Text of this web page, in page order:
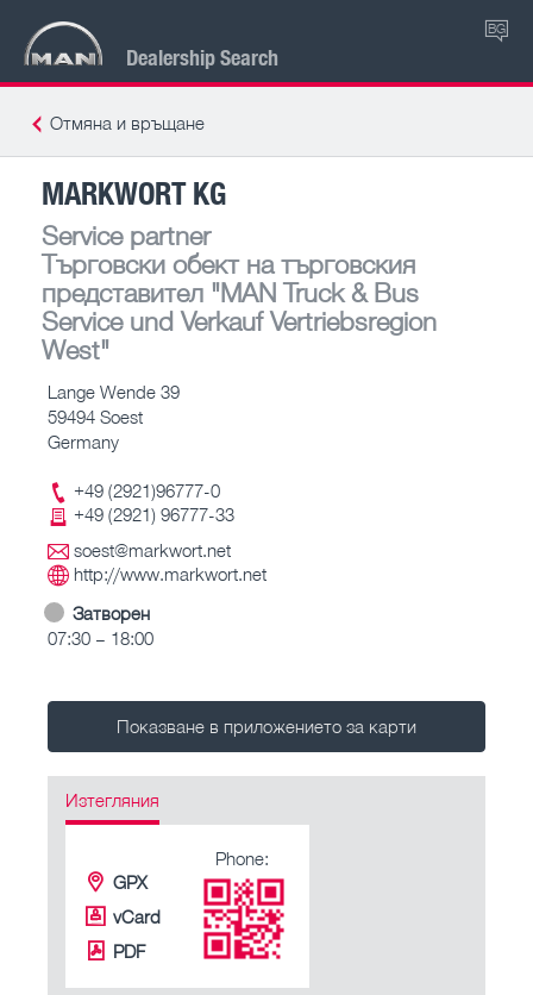
Dealership Search
BG
Отмяна и връщане
MARKWORT KG
Service partner
Търговски обект на търговския
представител "MAN Truck & Bus
Service und Verkauf Vertriebsregion
West"
Lange Wende 39
59494 Soest
Germany
+49 (2921)96777-0
+49 (2921) 96777-33
soest@markwort.net
http://www.markwort.net
Затворен
07:30 – 18:00
Показване в приложението за карти
Изтегляния
GPX
vCard
PDF
Phone: